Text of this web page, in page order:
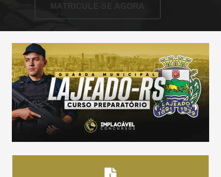
MATRICULE-SE AGORA